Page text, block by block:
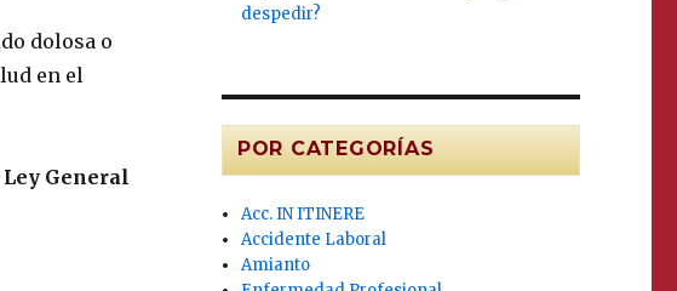
dolosa o
en el
General
despedir?
POR CATEGORÍAS
Acc. IN ITINERE
Accidente Laboral
Amianto